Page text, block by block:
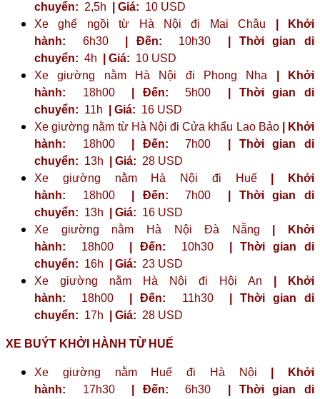
chuyển: 2,5h | Giá: 10 USD
Xe ghế ngồi từ Hà Nội đi Mai Châu
| Khởi
hành: 6h30 | Đến: 10h30
| Thời gian di
chuyển: 4h | Giá: 10 USD
Xe giường nằm Hà Nội đi Phong Nha
| Khởi
hành: 18h00 | Đến: 5h00
| Thời gian di
chuyển: 11h | Giá: 16 USD
Xe giường nằm từ Hà Nội đi Cửa khẩu Lao Bảo
| Khởi
hành: 18h00 | Đến: 7h00
| Thời gian di
chuyển: 13h | Giá: 28 USD
Xe giường nằm Hà Nội đi Huế
| Khởi
hành: 18h00 | Đến: 7h00
| Thời gian di
chuyển: 13h | Giá: 16 USD
Xe giường nằm Hà Nội Đà Nẵng
| Khởi
hành: 18h00 | Đến: 10h30
| Thời gian di
chuyển: 16h | Giá: 23 ​​USD
Xe giường nằm Hà Nội đi Hội An
| Khởi
hành: 18h00 | Đến: 11h30
| Thời gian di
chuyển: 17h | Giá: 28 USD
XE BUÝT KHỞI HÀNH TỪ HUẾ
Xe giường nằm Huế đi Hà Nội
| Khởi
hành: 17h30 | Đến: 6h30
| Thời gian di